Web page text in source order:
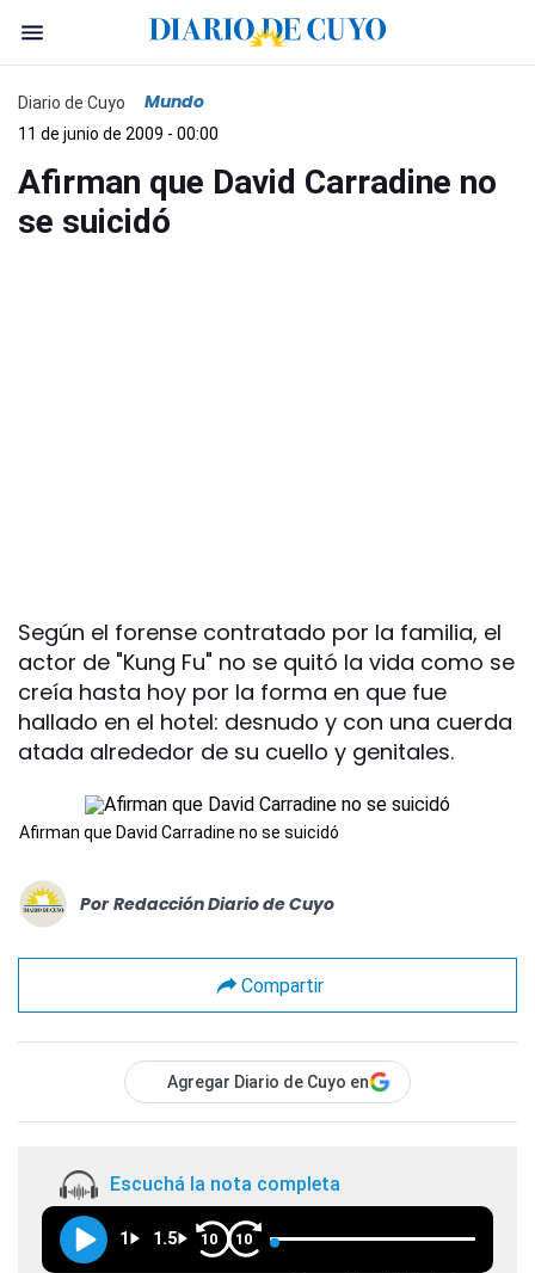
Diario de Cuyo Mundo
11 de junio de 2009 - 00:00
Afirman que David Carradine no
se suicidó
Según el forense contratado por la familia, el
actor de "Kung Fu" no se quitó la vida como se
creía hasta hoy por la forma en que fue
hallado en el hotel: desnudo y con una cuerda
atada alrededor de su cuello y genitales.
Afirman que David Carradine no se suicidó
Por Redacción Diario de Cuyo
Compartir
Agregar Diario de Cuyo en
Escuchá la nota completa
1 1.5 10 10